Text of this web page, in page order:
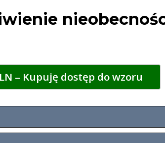
– Kupuję dostęp do wzoru